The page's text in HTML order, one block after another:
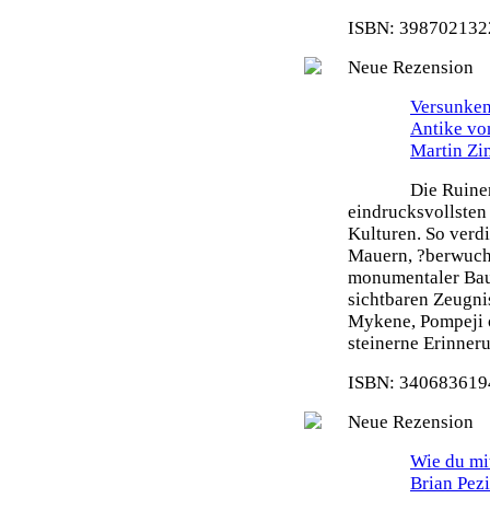
ISBN:
Neue Rezension
Antike
Martin
Die
eindrucksvollsten
Kulturen. So
Mauern,
monumentaler
sichtbaren
Mykene, Pompeji
steinerne
ISBN:
Neue Rezension
Wie du
Brian